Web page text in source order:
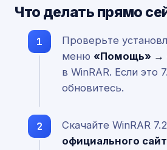
Что делать прямо
Проверьте
меню «Помощь» →
в WinRAR. Если
обновитесь.
Скачайте WinRAR
официального